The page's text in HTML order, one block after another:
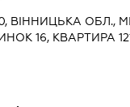
ВІННИЦЬКА ОБЛ.,
16, КВАРТИРА